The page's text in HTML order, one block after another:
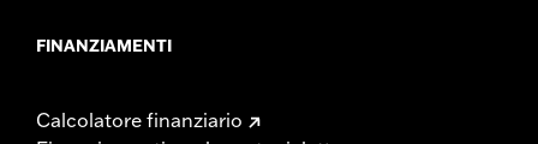
FINANZIAMENTI
Calcolatore finanziario